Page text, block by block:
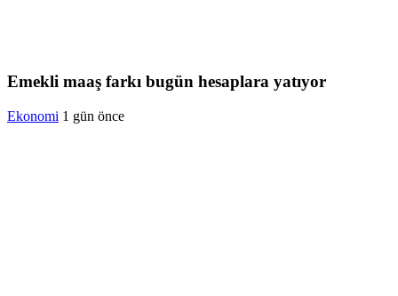
Emekli maaş farkı bugün hesaplara yatıyor
Ekonomi 1 gün önce